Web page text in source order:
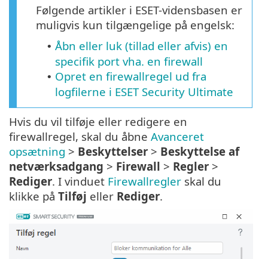
Følgende artikler i ESET-vidensbasen er
muligvis kun tilgængelige på engelsk:
• Åbn eller luk (tillad eller afvis) en
specifik port vha. en firewall
• Opret en firewallregel ud fra
logfilerne i ESET Security Ultimate
Hvis du vil tilføje eller redigere en
firewallregel, skal du åbne Avanceret
opsætning > Beskyttelser > Beskyttelse af
netværksadgang > Firewall > Regler >
Rediger. I vinduet Firewallregler skal du
klikke på Tilføj eller Rediger.